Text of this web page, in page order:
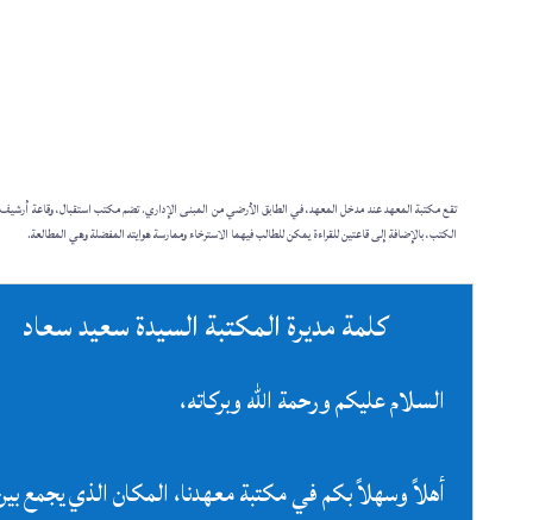
تقع مكتبة المعهد عند مدخل المعهد، في الطابق الأرضي من المبنى الإداري. تضم مكتب استقبال، وقاعة
الكتب، بالإضافة إلى قاعتين للقراءة يمكن للطالب فيهما الاسترخاء وممارسة هوايته المفضلة وهي المطالعة.
كلمة مديرة المكتبة السيدة سعيد سعاد
السلام عليكم ورحمة الله وبركاته،
أهلاً وسهلاً بكم في مكتبة معهدنا، المكان الذي يجمع